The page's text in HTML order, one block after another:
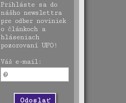
Prihláste sa do
nášho newslettra
pre odber noviniek
o článkoch a
hláseniach
pozorovaní UFO!
Váš e-mail: